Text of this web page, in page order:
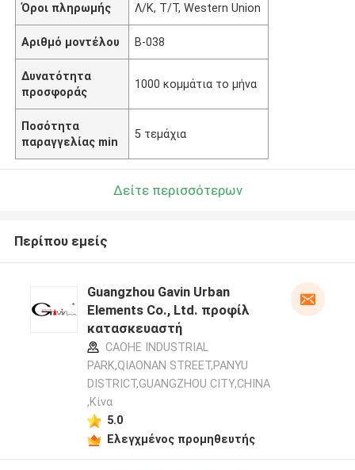
Όροι πληρωμής Λ/Κ, Τ/Τ, Western Union
Αριθμό μοντέλου Β-038
Δυνατότητα
προσφοράς
1000 κομμάτια το μήνα
Ποσότητα
παραγγελίας min
5 τεμάχια
Δείτε περισσότερων
Περίπου εμείς
Guangzhou Gavin Urban
Elements Co., Ltd. προφίλ
κατασκευαστή
CAOHE INDUSTRIAL
PARK,QIAONAN STREET,PANYU
DISTRICT,GUANGZHOU CITY,CHINA
,Κίνα
5.0
Ελεγχμένος προμηθευτής